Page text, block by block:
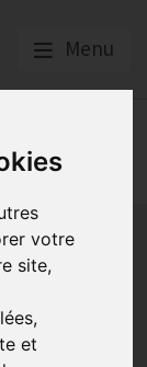
votre
site,
et
Menu